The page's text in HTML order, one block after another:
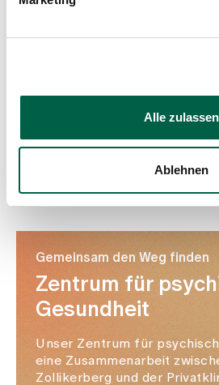
Alle zulassen
Ablehnen
Gemeinsam den Weg finden
Zentrum für
Gesundheit
Unser Zentrum für
eine Zusammenarbeit
Zollikerberg und der